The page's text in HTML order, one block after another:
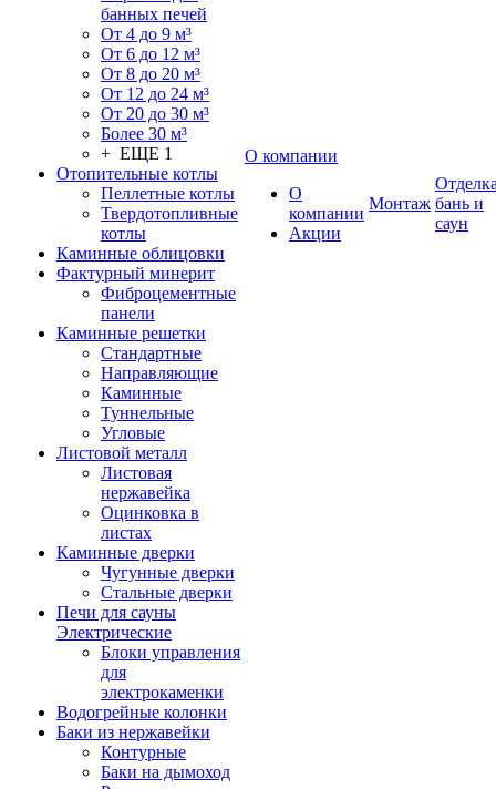
банных печей
От 4 до 9 м³
От 6 до 12 м³
От 8 до 20 м³
От 12 до 24 м³
От 20 до 30 м³
Более 30 м³
+ ЕЩЕ 1
Отопительные котлы
Пеллетные котлы
Твердотопливные
котлы
Каминные облицовки
Фактурный минерит
Фиброцементные
панели
Каминные решетки
Стандартные
Направляющие
Каминные
Туннельные
Угловые
Листовой металл
Листовая
нержавейка
Оцинковка в
листах
Каминные дверки
Чугунные дверки
Стальные дверки
Печи для сауны
Электрические
Блоки управления
для
электрокаменки
Водогрейные колонки
Баки из нержавейки
Контурные
Баки на дымоход
О компании
О
компании
Акции
Монтаж бань и
саун